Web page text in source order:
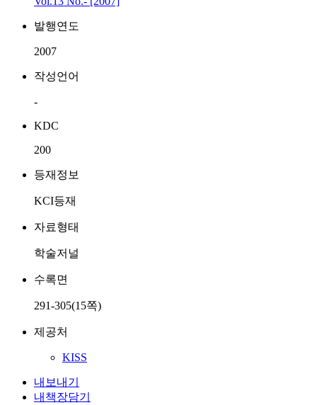
발행연도
2007
작성언어
-
KDC
200
등재정보
KCI등재
자료형태
학술저널
수록면
291-305(15쪽)
제공처
KISS
내보내기
내책장담기